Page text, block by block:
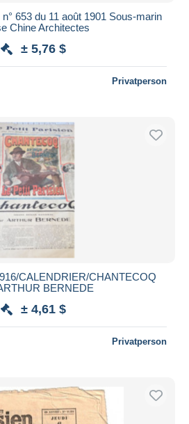
653 du 11 août 1901 Sous-marin
Chine Architectes
± 5,76 $
Privatperson
CALENDRIER/CHANTECOQ
BERNEDE
± 4,61 $
Privatperson